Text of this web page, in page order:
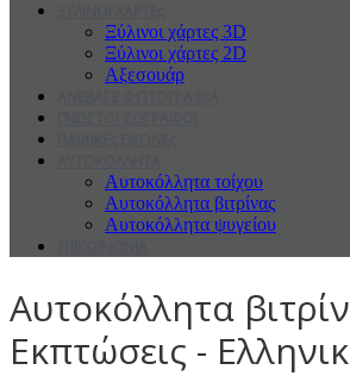
Ξύλινοι χάρτες 3D
Ξύλινοι χάρτες 2D
Αξεσουάρ
Αυτοκόλλητα τοίχου
Αυτοκόλλητα βιτρίνας
Αυτοκόλλητα ψυγείου
Αυτοκόλλητα
Εκπτώσεις -